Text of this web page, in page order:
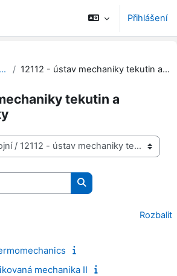
Přihlášení
12000 - Fakulta strojní 12112 - ústav mechaniky tekutin a termodynamiky
tekutin a
Vyhledat kurzy
Rozbalit
mechanika II